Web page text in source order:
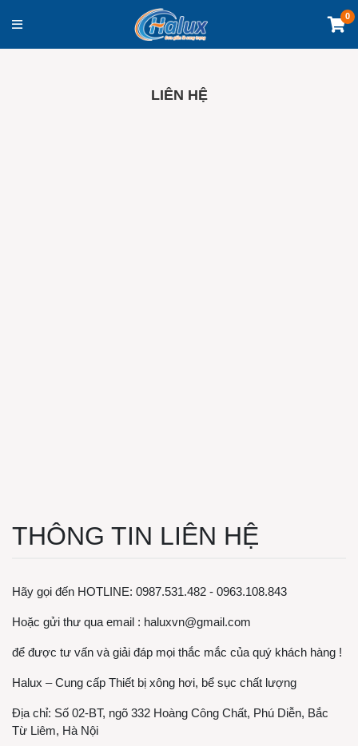
0
LIÊN HỆ
THÔNG TIN LIÊN HỆ
Hãy gọi đến HOTLINE: 0987.531.482 - 0963.108.843
Hoặc gửi thư qua email : haluxvn@gmail.com
để được tư vấn và giải đáp mọi thắc mắc của quý khách hàng !
Halux – Cung cấp Thiết bị xông hơi, bể sục chất lượng
Địa chỉ: Số 02-BT, ngõ 332 Hoàng Công Chất, Phú Diễn, Bắc
Từ Liêm, Hà Nội